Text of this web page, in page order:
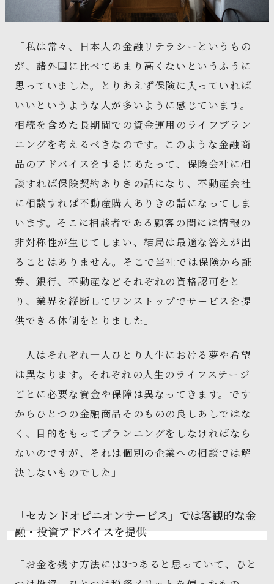
「私は常々、日本人の金融リテラシーというもの
が、諸外国に比べてあまり高くないというふうに
思っていました。とりあえず保険に入っていれば
いいというような人が多いように感じています。
相続を含めた長期間での資金運用のライフプラン
ニングを考えるべきなのです。このような金融商
品のアドバイスをするにあたって、保険会社に相
談すれば保険契約ありきの話になり、不動産会社
に相談すれば不動産購入ありきの話になってしま
います。そこに相談者である顧客の間には情報の
非対称性が生じてしまい、結局は最適な答えが出
ることはありません。そこで当社では保険から証
券、銀行、不動産などそれぞれの資格認可をと
り、業界を縦断してワンストップでサービスを提
供できる体制をとりました」
「人はそれぞれ一人ひとり人生における夢や希望
は異なります。それぞれの人生のライフステージ
ごとに必要な資金や保障は異なってきます。です
からひとつの金融商品そのものの良しあしではな
く、目的をもってプランニングをしなければなら
ないのですが、それは個別の企業への相談では解
決しないものでした」
「セカンドオピニオンサービス」では客観的な金
融・投資アドバイスを提供
「お金を残す方法には3つあると思っていて、ひと